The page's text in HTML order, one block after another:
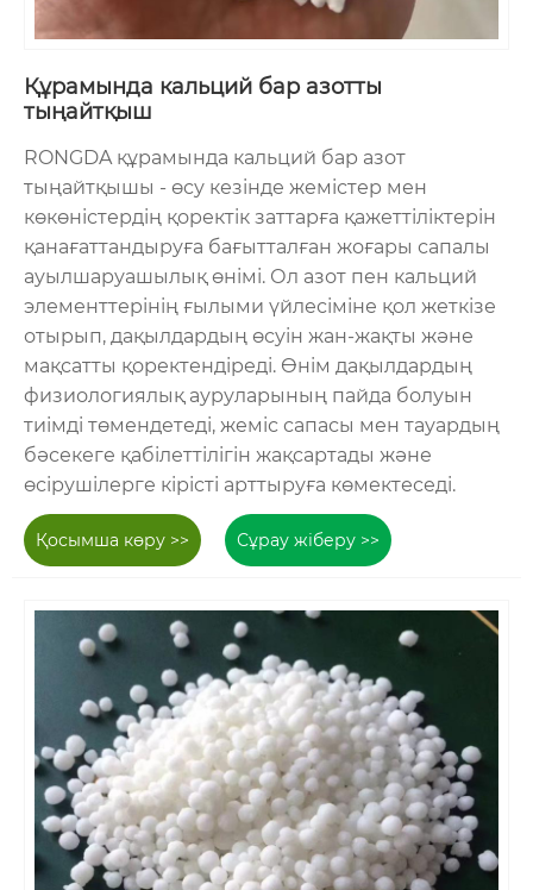
Құрамында кальций бар азотты
тыңайтқыш
RONGDA құрамында кальций бар азот
тыңайтқышы - өсу кезінде жемістер мен
көкөністердің қоректік заттарға қажеттіліктерін
қанағаттандыруға бағытталған жоғары сапалы
ауылшаруашылық өнімі. Ол азот пен кальций
элементтерінің ғылыми үйлесіміне қол жеткізе
отырып, дақылдардың өсуін жан-жақты және
мақсатты қоректендіреді. Өнім дақылдардың
физиологиялық ауруларының пайда болуын
тиімді төмендетеді, жеміс сапасы мен тауардың
бәсекеге қабілеттілігін жақсартады және
өсірушілерге кірісті арттыруға көмектеседі.
Қосымша көру >> Сұрау жіберу >>